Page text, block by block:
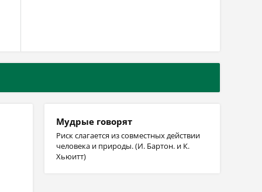
Мудрые говорят
Риск слагается из совместных действии
человека и природы. (И. Бартон. и К.
Хьюитт)